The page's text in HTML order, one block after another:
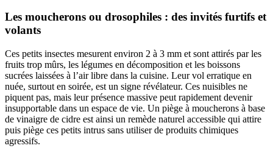
Les moucherons ou drosophiles : des invités furtifs et
volants
Ces petits insectes mesurent environ 2 à 3 mm et sont attirés par les
fruits trop mûrs, les légumes en décomposition et les boissons
sucrées laissées à l’air libre dans la cuisine. Leur vol erratique en
nuée, surtout en soirée, est un signe révélateur. Ces nuisibles ne
piquent pas, mais leur présence massive peut rapidement devenir
insupportable dans un espace de vie. Un piège à moucherons à base
de vinaigre de cidre est ainsi un remède naturel accessible qui attire
puis piège ces petits intrus sans utiliser de produits chimiques
agressifs.